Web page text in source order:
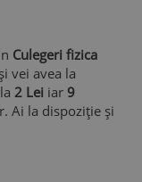
Culegeri fizica
vei avea la
2 Lei iar 9
Ai la dispoziție și